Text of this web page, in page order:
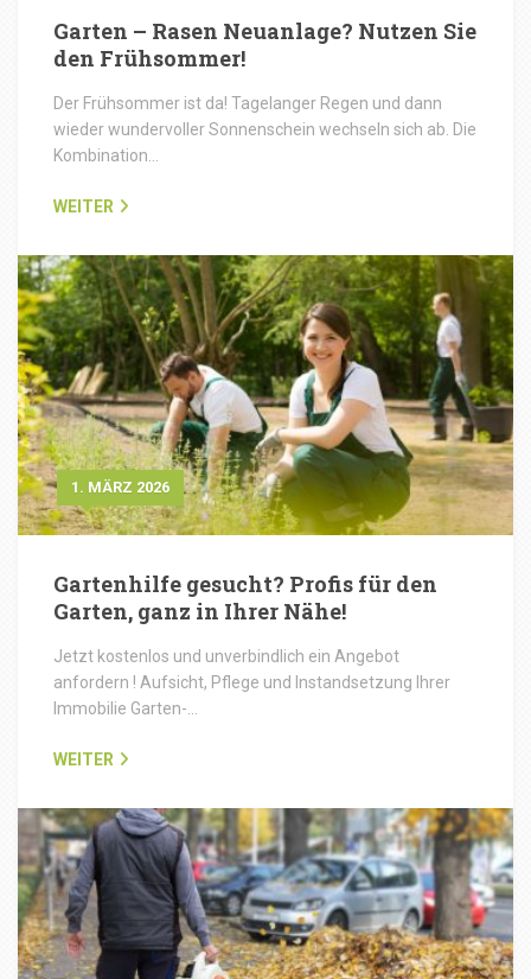
Garten – Rasen Neuanlage? Nutzen Sie
den Frühsommer!
Der Frühsommer ist da! Tagelanger Regen und dann
wieder wundervoller Sonnenschein wechseln sich ab. Die
Kombination…
WEITER
1. MÄRZ 2026
Gartenhilfe gesucht? Profis für den
Garten, ganz in Ihrer Nähe!
Jetzt kostenlos und unverbindlich ein Angebot
anfordern ! Aufsicht, Pflege und Instandsetzung Ihrer
Immobilie Garten-…
WEITER